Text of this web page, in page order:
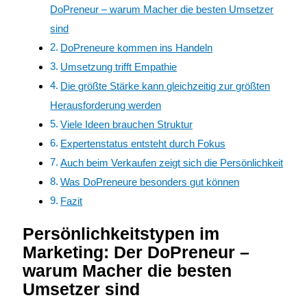
DoPreneur – warum Macher die besten Umsetzer
sind
DoPreneure kommen ins Handeln
Umsetzung trifft Empathie
Die größte Stärke kann gleichzeitig zur größten
Herausforderung werden
Viele Ideen brauchen Struktur
Expertenstatus entsteht durch Fokus
Auch beim Verkaufen zeigt sich die Persönlichkeit
Was DoPreneure besonders gut können
Fazit
Persönlichkeitstypen im
Marketing: Der DoPreneur –
warum Macher die besten
Umsetzer sind